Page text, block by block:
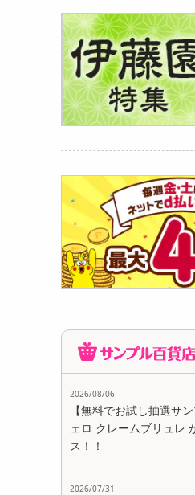
2026/08/06
【無料でお試し抽選サ
ェロ クレームブリュレ
ス！！
2026/07/31